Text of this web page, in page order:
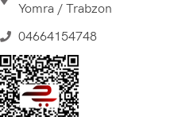
Yomra / Trabzon
04664154748